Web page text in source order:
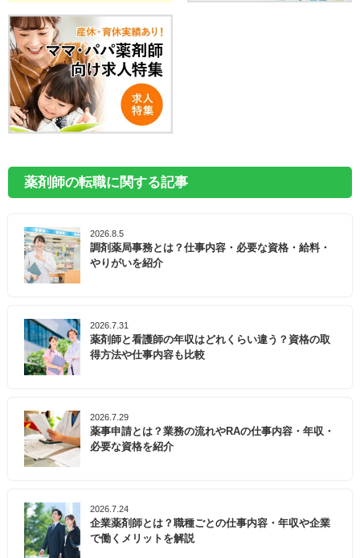
薬剤師の転職に関する記事
2026.8.5
調剤薬局事務とは？仕事内容・必要な資格・給料・
やりがいを紹介
2026.7.31
薬剤師と看護師の年収はどれくらい違う？資格の取
得方法や仕事内容も比較
2026.7.29
薬事申請とは？業務の流れやRAの仕事内容・年収・
必要な資格を紹介
2026.7.24
企業薬剤師とは？職種ごとの仕事内容・年収や企業
で働くメリットを解説